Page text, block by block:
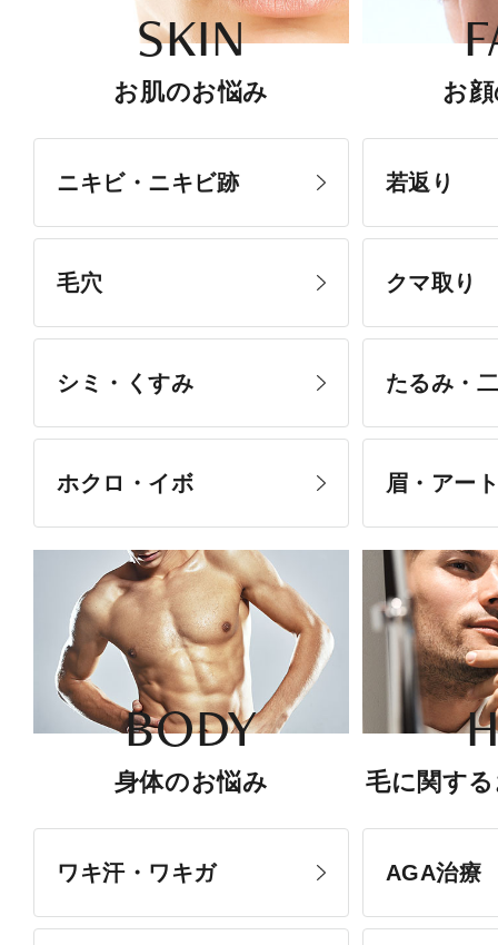
SKIN
お肌のお悩み
ニキビ・ニキビ跡
毛穴
シミ・くすみ
ホクロ・イボ
お
若返り
クマ取り
たるみ・
眉・アー
BODY
身体のお悩み
ワキ汗・ワキガ
毛に関す
AGA治療